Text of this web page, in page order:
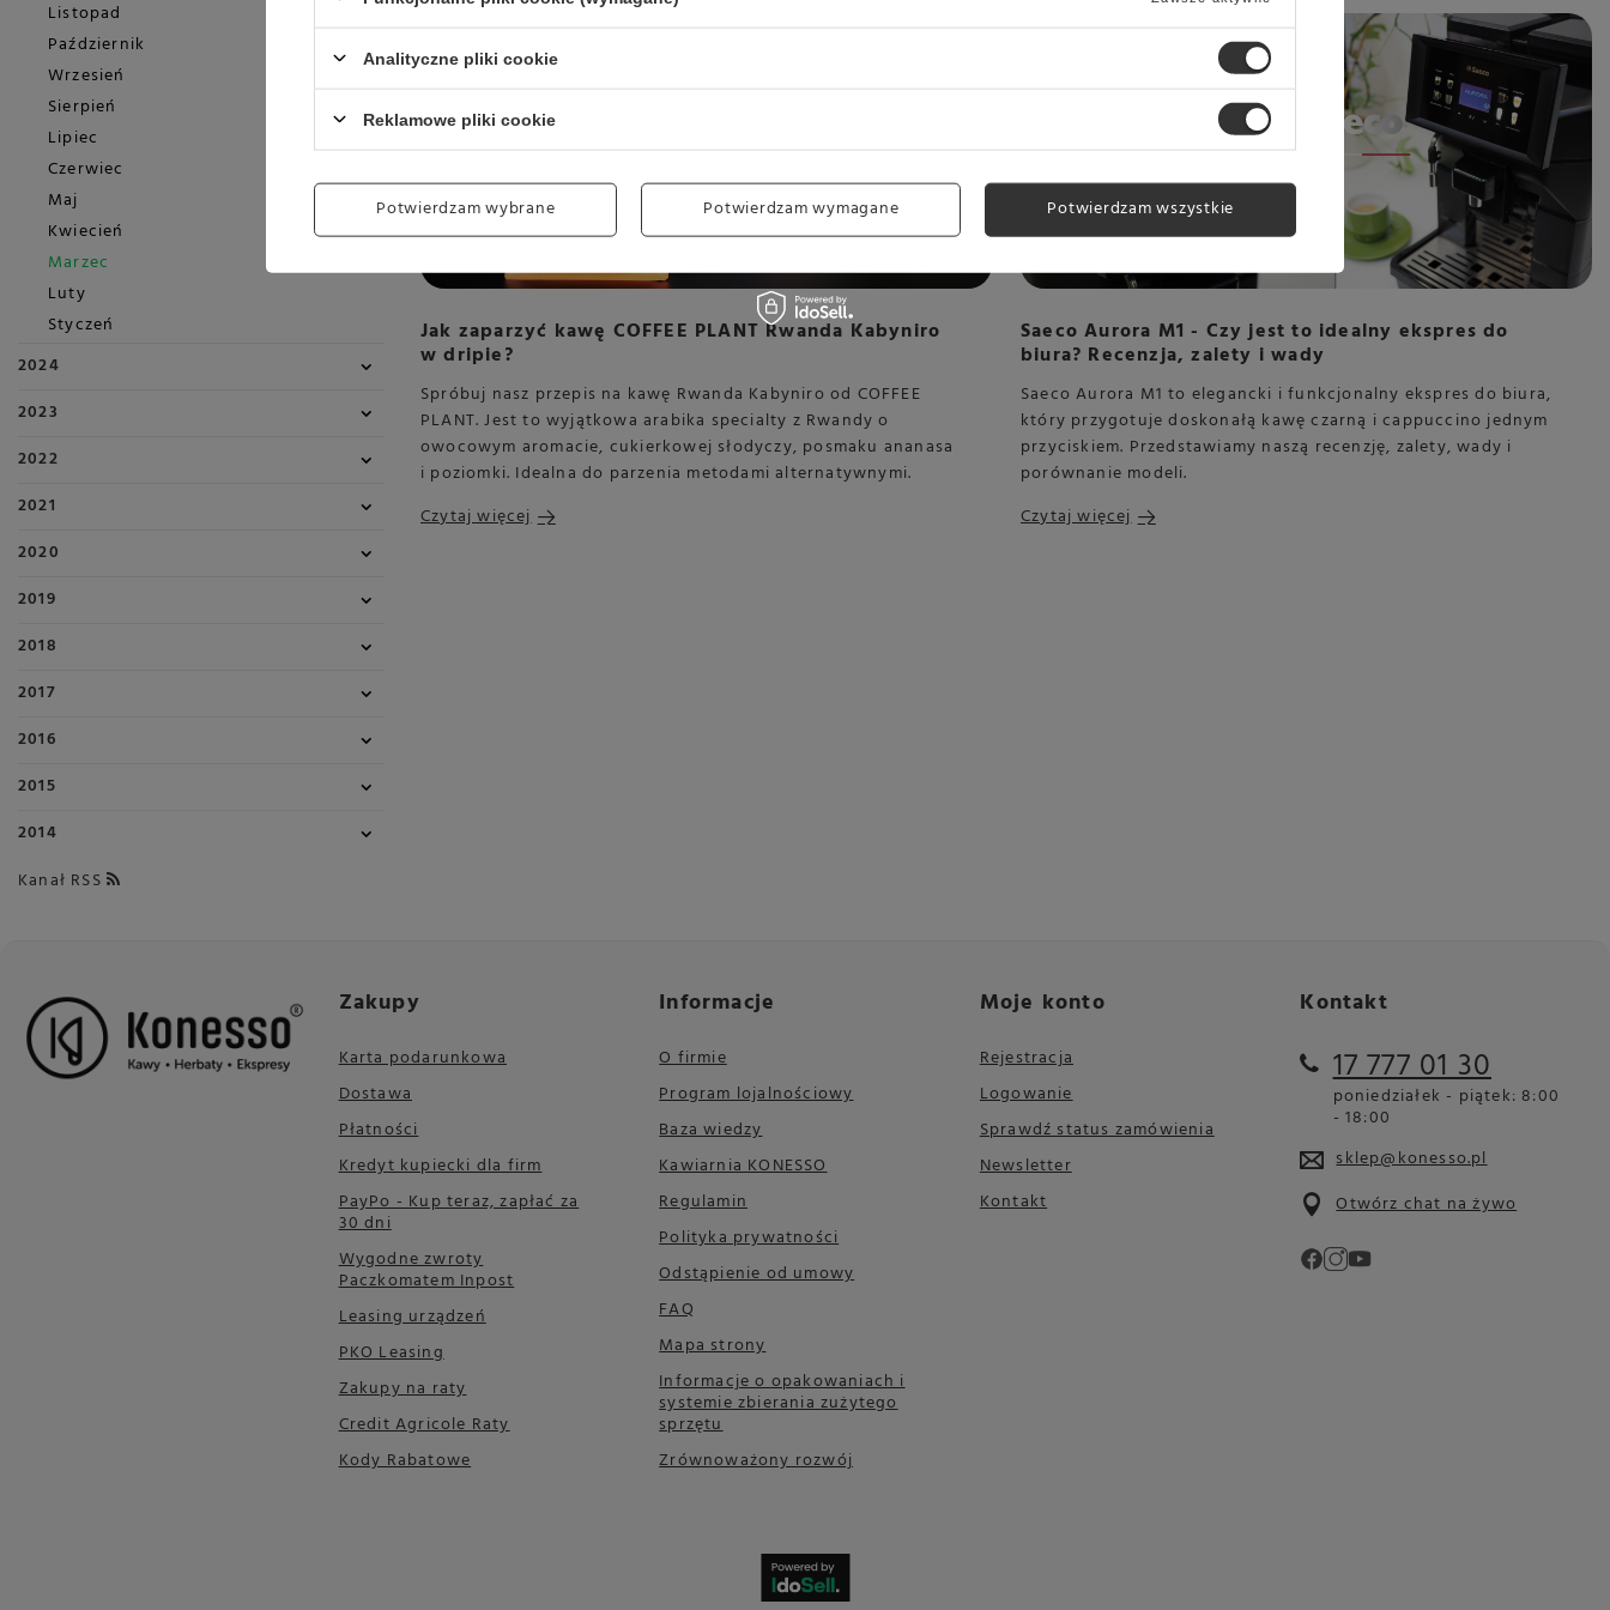
Listopad
Październik
Wrzesień
Sierpień
Lipiec
Czerwiec
Maj
Kwiecień
Marzec
Luty
Styczeń
2024
2023
2022
2021
2020
2019
2018
2017
2016
2015
2014
Kanał RSS
Jak zaparzyć kawę COFFEE PLANT Rwanda Kabyniro
w dripie?
Spróbuj nasz przepis na kawę Rwanda Kabyniro od COFFEE
PLANT. Jest to wyjątkowa arabika specialty z Rwandy o
owocowym aromacie, cukierkowej słodyczy, posmaku ananasa
i poziomki. Idealna do parzenia metodami alternatywnymi.
Czytaj więcej
Saeco Aurora M1 - Czy jest to idealny ekspres do
biura? Recenzja, zalety i wady
Saeco Aurora M1 to elegancki i funkcjonalny ekspres do biura,
który przygotuje doskonałą kawę czarną i cappuccino jednym
przyciskiem. Przedstawiamy naszą recenzję, zalety, wady i
porównanie modeli.
Czytaj więcej
Zakupy
Karta podarunkowa
Dostawa
Płatności
Kredyt kupiecki dla firm
PayPo - Kup teraz, zapłać za
30 dni
Wygodne zwroty
Paczkomatem Inpost
Leasing urządzeń
PKO Leasing
Zakupy na raty
Credit Agricole Raty
Kody Rabatowe
Informacje
O firmie
Program lojalnościowy
Baza wiedzy
Kawiarnia KONESSO
Regulamin
Polityka prywatności
Odstąpienie od umowy
FAQ
Mapa strony
Informacje o opakowaniach i
systemie zbierania zużytego
sprzętu
Zrównoważony rozwój
Moje konto
Rejestracja
Logowanie
Sprawdź status zamówienia
Newsletter
Kontakt
Kontakt
17 777 01 30
poniedziałek - piątek: 8:00
- 18:00
sklep@konesso.pl
Otwórz chat na żywo
Analityczne pliki cookie
Reklamowe pliki cookie
Potwierdzam wybrane Potwierdzam wymagane Potwierdzam wszystkie